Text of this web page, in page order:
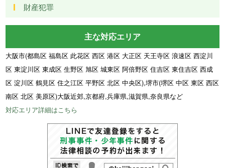
財産犯罪
主な対応エリア
大阪市(都島区 福島区 此花区 西区 港区 大正区 天王寺区 浪速区 西淀川
区 東淀川区 東成区 生野区 旭区 城東区 阿倍野区 住吉区 東住吉区 西成
区 淀川区 鶴見区 住之江区 平野区 北区 中央区),堺市(堺区 中区 東区 西区
南区 北区 美原区)大阪近郊,京都府,兵庫県,滋賀県,奈良県など
対応エリア詳細はこちら